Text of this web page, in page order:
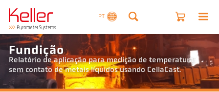
PT
Fundição
Relatório de aplicação para medição de temperatura
sem contato de metais líquidos usando CellaCast.